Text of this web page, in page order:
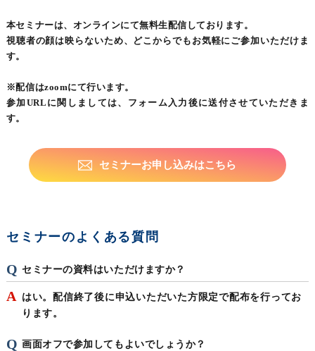
本セミナーは、オンラインにて無料生配信しております。
視聴者の顔は映らないため、どこからでもお気軽にご参加いただけま
す。
※配信はzoomにて行います。
参加URLに関しましては、フォーム入力後に送付させていただきま
す。
セミナーお申し込みはこちら
セミナーのよくある質問
セミナーの資料はいただけますか？
はい。配信終了後に申込いただいた方限定で配布を行ってお
ります。
画面オフで参加してもよいでしょうか？